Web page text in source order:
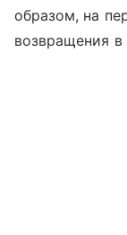
образом, на
возвращения в